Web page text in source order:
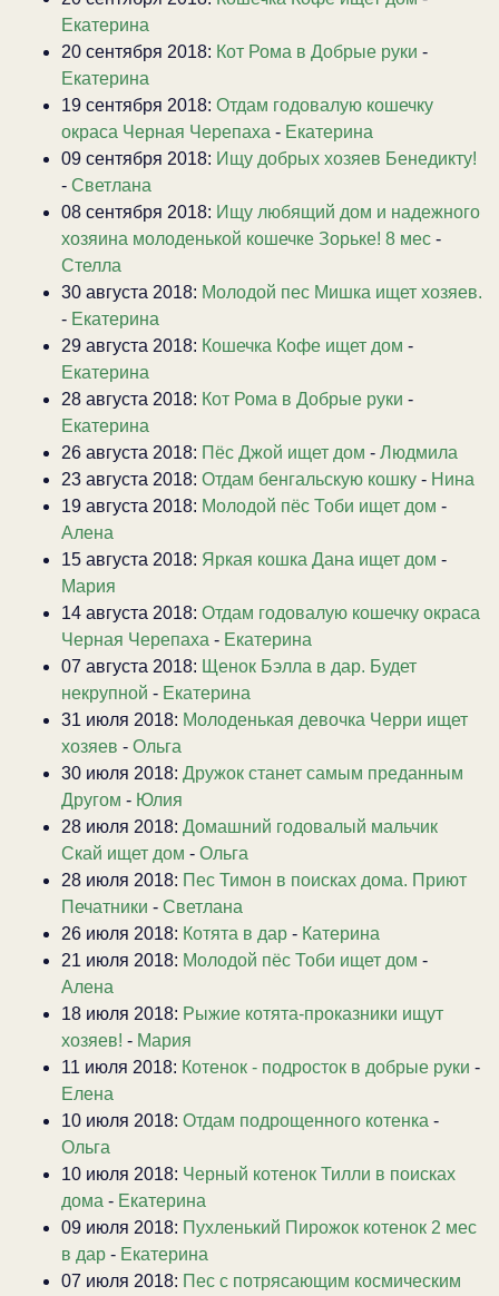
Екатерина
20 сентября 2018: Кот Рома в Добрые руки -
Екатерина
19 сентября 2018: Отдам годовалую кошечку
окраса Черная Черепаха - Екатерина
09 сентября 2018: Ищу добрых хозяев Бенедикту!
- Светлана
08 сентября 2018: Ищу любящий дом и надежного
хозяина молоденькой кошечке Зорьке! 8 мес -
Стелла
30 августа 2018: Молодой пес Мишка ищет хозяев.
- Екатерина
29 августа 2018: Кошечка Кофе ищет дом -
Екатерина
28 августа 2018: Кот Рома в Добрые руки -
Екатерина
26 августа 2018: Пёс Джой ищет дом - Людмила
23 августа 2018: Отдам бенгальскую кошку - Нина
19 августа 2018: Молодой пёс Тоби ищет дом -
Алена
15 августа 2018: Яркая кошка Дана ищет дом -
Мария
14 августа 2018: Отдам годовалую кошечку окраса
Черная Черепаха - Екатерина
07 августа 2018: Щенок Бэлла в дар. Будет
некрупной - Екатерина
31 июля 2018: Молоденькая девочка Черри ищет
хозяев - Ольга
30 июля 2018: Дружок станет самым преданным
Другом - Юлия
28 июля 2018: Домашний годовалый мальчик
Скай ищет дом - Ольга
28 июля 2018: Пес Тимон в поисках дома. Приют
Печатники - Светлана
26 июля 2018: Котята в дар - Катерина
21 июля 2018: Молодой пёс Тоби ищет дом -
Алена
18 июля 2018: Рыжие котята-проказники ищут
хозяев! - Мария
11 июля 2018: Котенок - подросток в добрые руки -
Елена
10 июля 2018: Отдам подрощенного котенка -
Ольга
10 июля 2018: Черный котенок Тилли в поисках
дома - Екатерина
09 июля 2018: Пухленький Пирожок котенок 2 мес
в дар - Екатерина
07 июля 2018: Пес с потрясающим космическим